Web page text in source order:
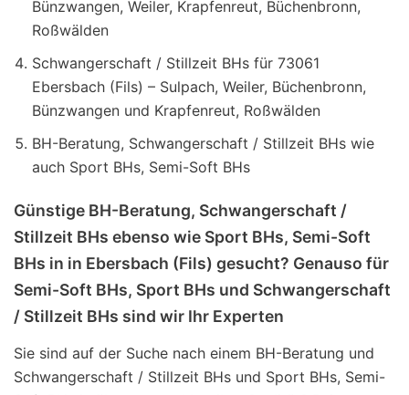
Bünzwangen, Weiler, Krapfenreut, Büchenbronn,
Roßwälden
Schwangerschaft / Stillzeit BHs für 73061
Ebersbach (Fils) – Sulpach, Weiler, Büchenbronn,
Bünzwangen und Krapfenreut, Roßwälden
BH-Beratung, Schwangerschaft / Stillzeit BHs wie
auch Sport BHs, Semi-Soft BHs
Günstige BH-Beratung, Schwangerschaft /
Stillzeit BHs ebenso wie Sport BHs, Semi-Soft
BHs in in Ebersbach (Fils) gesucht? Genauso für
Semi-Soft BHs, Sport BHs und Schwangerschaft
/ Stillzeit BHs sind wir Ihr Experten
Sie sind auf der Suche nach einem BH-Beratung und
Schwangerschaft / Stillzeit BHs und Sport BHs, Semi-